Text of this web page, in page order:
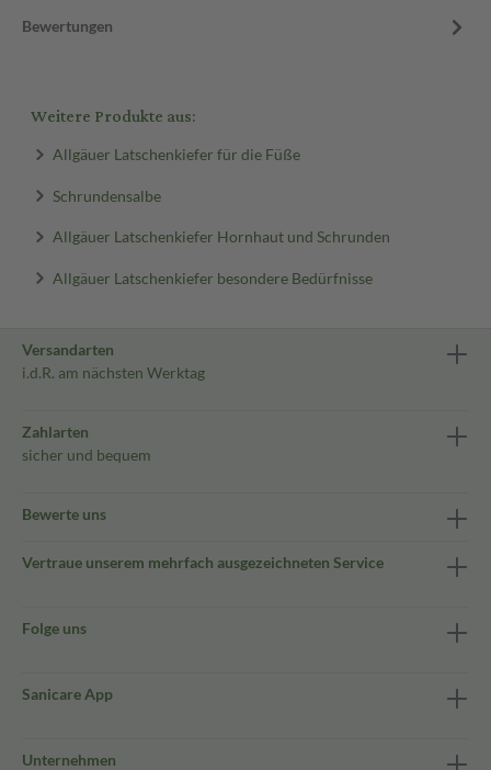
Bewertungen
Weitere Produkte aus:
Allgäuer Latschenkiefer für die Füße
Schrundensalbe
Allgäuer Latschenkiefer Hornhaut und Schrunden
Allgäuer Latschenkiefer besondere Bedürfnisse
Versandarten
i.d.R. am nächsten Werktag
Zahlarten
sicher und bequem
Bewerte uns
Vertraue unserem mehrfach ausgezeichneten Service
Folge uns
Sanicare App
Unternehmen